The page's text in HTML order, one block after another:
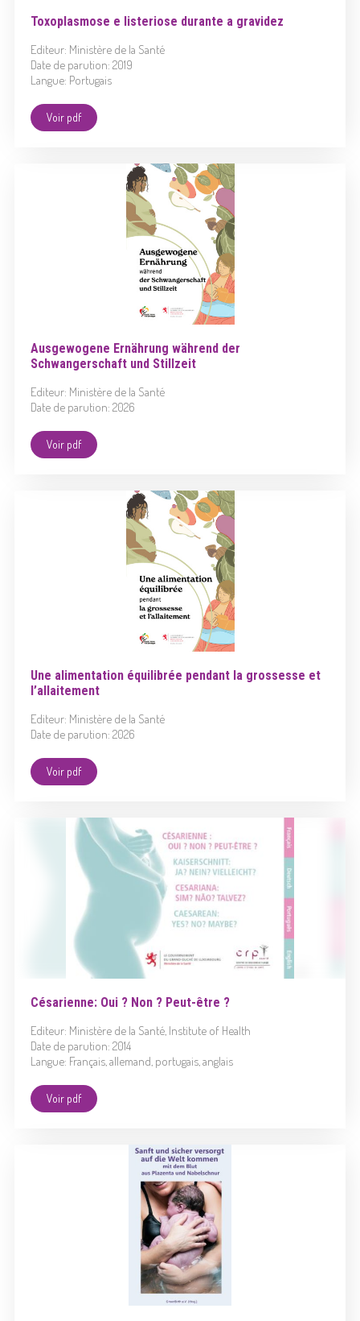
Toxoplasmose e listeriose durante a gravidez
Editeur: Ministère de la Santé
Date de parution: 2019
Langue: Portugais
Voir pdf
Ausgewogene Ernährung während der
Schwangerschaft und Stillzeit
Editeur: Ministère de la Santé
Date de parution: 2026
Voir pdf
Une alimentation équilibrée pendant la grossesse et
l’allaitement
Editeur: Ministère de la Santé
Date de parution: 2026
Voir pdf
Césarienne: Oui ? Non ? Peut-être ?
Editeur: Ministère de la Santé, Institute of Health
Date de parution: 2014
Langue: Français, allemand, portugais, anglais
Voir pdf